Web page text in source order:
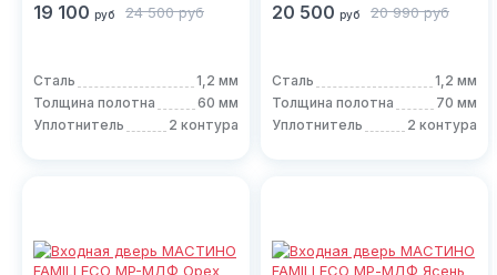
19 100 руб 24 500 руб
Сталь
1,2 мм
Толщина полотна
60 мм
Уплотнитель
2 контура
20 500 руб 20 990 руб
Сталь
1,2 мм
Толщина полотна
70 мм
Уплотнитель
2 контура